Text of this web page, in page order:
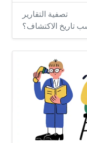
تصفية التقارير
تاريخ الاكتشاف؟